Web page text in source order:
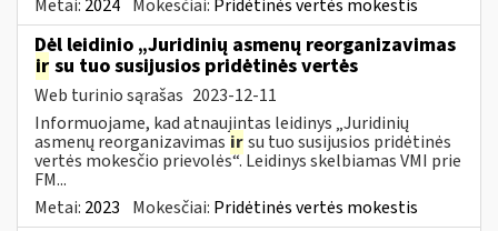
Metai: 2024 Mokesčiai: Pridėtinės vertės mokestis
Dėl leidinio „Juridinių asmenų reorganizavimas
ir su tuo susijusios pridėtinės vertės
Web turinio sąrašas 2023-12-11
Informuojame, kad atnaujintas leidinys „Juridinių
asmenų reorganizavimas irsu tuo susijusios pridėtinės
vertės mokesčio prievolės“. Leidinys skelbiamas VMI prie
FM...
Metai: 2023 Mokesčiai: Pridėtinės vertės mokestis